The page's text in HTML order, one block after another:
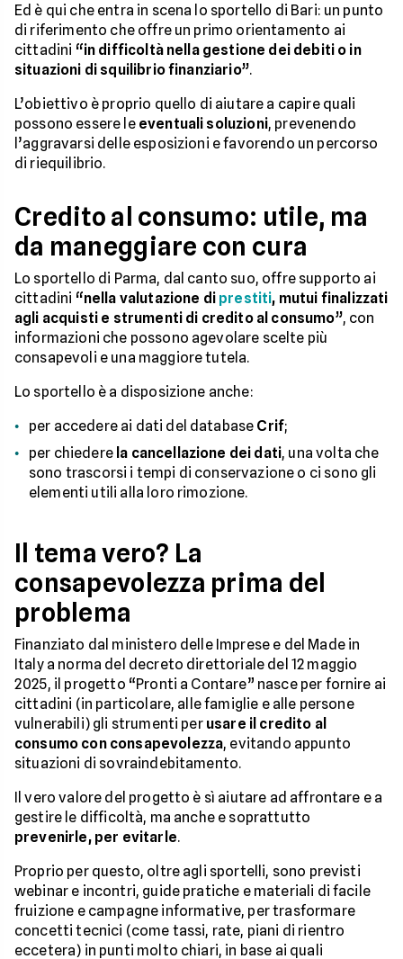
Ed è qui che entra in scena lo sportello di Bari: un punto
di riferimento che offre un primo orientamento ai
cittadini “in difficoltà nella gestione dei debiti o in
situazioni di squilibrio finanziario”.
L’obiettivo è proprio quello di aiutare a capire quali
possono essere le eventuali soluzioni, prevenendo
l’aggravarsi delle esposizioni e favorendo un percorso
di riequilibrio.
Credito al consumo: utile, ma
da maneggiare con cura
Lo sportello di Parma, dal canto suo, offre supporto ai
cittadini “nella valutazione di prestiti, mutui finalizzati
agli acquisti e strumenti di credito al consumo”, con
informazioni che possono agevolare scelte più
consapevoli e una maggiore tutela.
Lo sportello è a disposizione anche:
per accedere ai dati del database Crif;
per chiedere la cancellazione dei dati, una volta che
sono trascorsi i tempi di conservazione o ci sono gli
elementi utili alla loro rimozione.
Il tema vero? La
consapevolezza prima del
problema
Finanziato dal ministero delle Imprese e del Made in
Italy a norma del decreto direttoriale del 12 maggio
2025, il progetto “Pronti a Contare” nasce per fornire ai
cittadini (in particolare, alle famiglie e alle persone
vulnerabili) gli strumenti per usare il credito al
consumo con consapevolezza, evitando appunto
situazioni di sovraindebitamento.
Il vero valore del progetto è sì aiutare ad affrontare e a
gestire le difficoltà, ma anche e soprattutto
prevenirle, per evitarle.
Proprio per questo, oltre agli sportelli, sono previsti
webinar e incontri, guide pratiche e materiali di facile
fruizione e campagne informative, per trasformare
concetti tecnici (come tassi, rate, piani di rientro
eccetera) in punti molto chiari, in base ai quali